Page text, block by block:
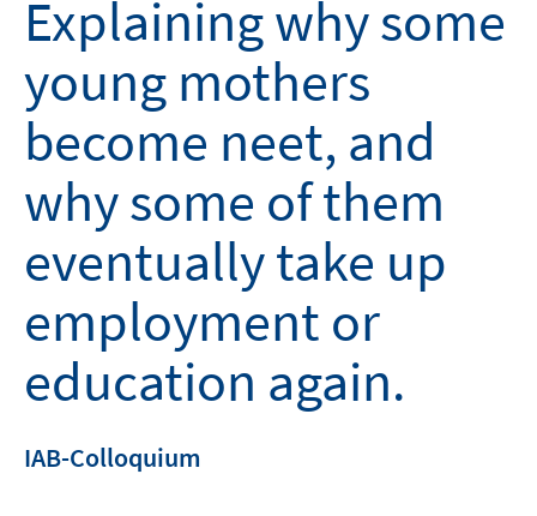
Explaining why some
young mothers
become neet, and
why some of them
eventually take up
employment or
education again.
IAB-Colloquium